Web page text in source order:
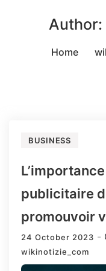
Author:
Home
BUSINESS
publicitaire
promouvoir
24 October 2023
wikinotizie_com